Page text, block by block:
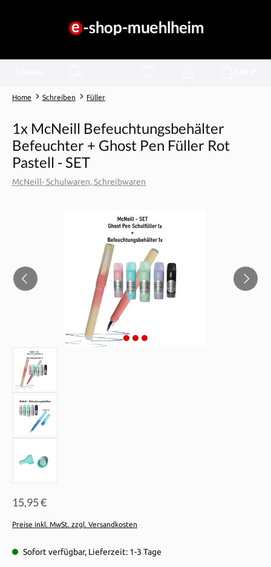
Home Schreiben Füller
1x McNeill Befeuchtungsbehälter
Befeuchter + Ghost Pen Füller Rot
Pastell - SET
McNeill- Schulwaren, Schreibwaren
15,95 €
Preise inkl. MwSt. zzgl. Versandkosten
Sofort verfügbar, Lieferzeit: 1-3 Tage